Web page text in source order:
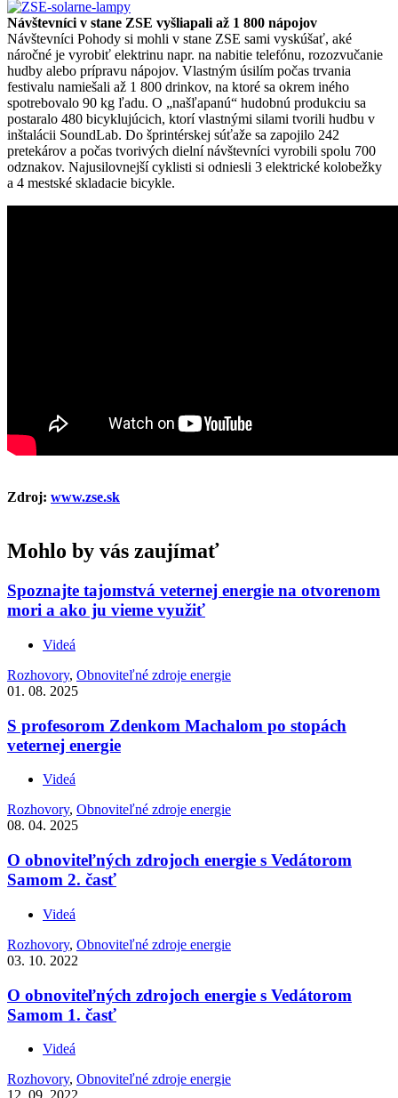
Návštevníci v stane ZSE vyšliapali až 1 800 nápojov
Návštevníci Pohody si mohli v stane ZSE sami vyskúšať, aké
náročné je vyrobiť elektrinu napr. na nabitie telefónu, rozozvučanie
hudby alebo prípravu nápojov. Vlastným úsilím počas trvania
festivalu namiešali až 1 800 drinkov, na ktoré sa okrem iného
spotrebovalo 90 kg ľadu. O „našľapanú“ hudobnú produkciu sa
postaralo 480 bicyklujúcich, ktorí vlastnými silami tvorili hudbu v
inštalácii SoundLab. Do šprintérskej súťaže sa zapojilo 242
pretekárov a počas tvorivých dielní návštevníci vyrobili spolu 700
odznakov. Najusilovnejší cyklisti si odniesli 3 elektrické kolobežky
a 4 mestské skladacie bicykle.
Zdroj: www.zse.sk
Mohlo by vás zaujímať
Spoznajte tajomstvá veternej energie na otvorenom
mori a ako ju vieme využiť
Videá
Rozhovory, Obnoviteľné zdroje energie
01. 08. 2025
S profesorom Zdenkom Machalom po stopách
veternej energie
Videá
Rozhovory, Obnoviteľné zdroje energie
08. 04. 2025
O obnoviteľných zdrojoch energie s Vedátorom
Samom 2. časť
Videá
Rozhovory, Obnoviteľné zdroje energie
03. 10. 2022
O obnoviteľných zdrojoch energie s Vedátorom
Samom 1. časť
Videá
Rozhovory, Obnoviteľné zdroje energie